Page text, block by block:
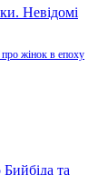
про жінок в епоху